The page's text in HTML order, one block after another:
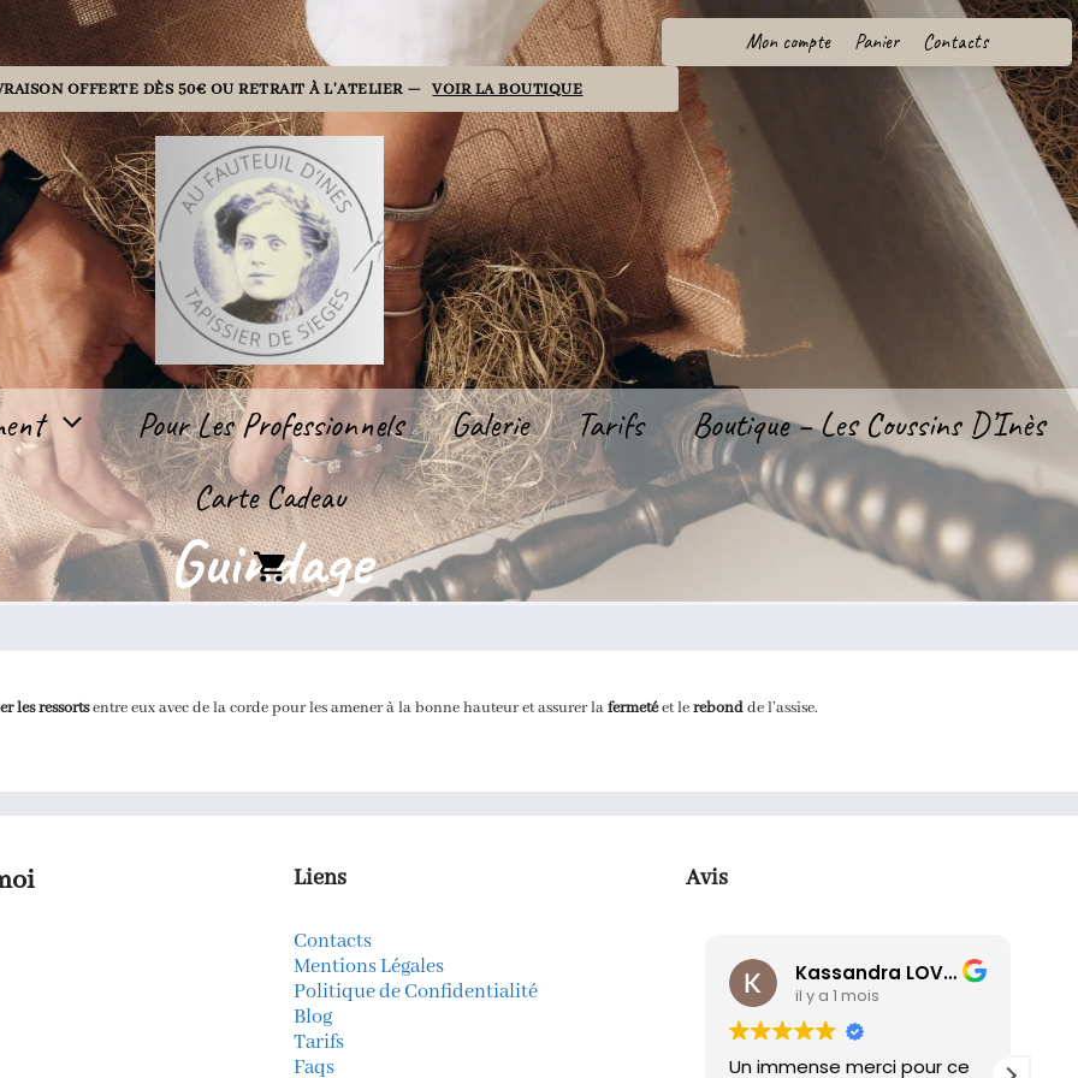
Mon compte Panier Contacts
OFFERTE DÈS 50€ OU RETRAIT À L'ATELIER — VOIR LA BOUTIQUE
Pour Les Professionnels Galerie Tarifs
Boutique – Les Coussins D’Inès
Carte Cadeau
Guindage
les ressortsentre eux avec de la corde pour les amener à la bonne hauteur et assurer lafermetéet lerebondde l’assise.
Liens
Contacts
Mentions Légales
Politique de Confidentialité
Blog
Tarifs
Faqs
Avis
Kassandra LOVISA
il y a 1 mois
Un immense merci pour ce